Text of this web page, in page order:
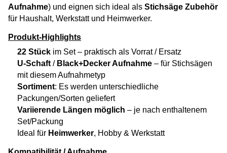
Aufnahme) und eignen sich ideal als Stichsäge Zubehör
für Haushalt, Werkstatt und Heimwerker.
Produkt-Highlights
22 Stück im Set – praktisch als Vorrat / Ersatz
U-Schaft / Black+Decker Aufnahme – für Stichsägen
mit diesem Aufnahmetyp
Sortiment: Es werden unterschiedliche
Packungen/Sorten geliefert
Variierende Längen möglich – je nach enthaltenem
Set/Packung
Ideal für Heimwerker, Hobby & Werkstatt